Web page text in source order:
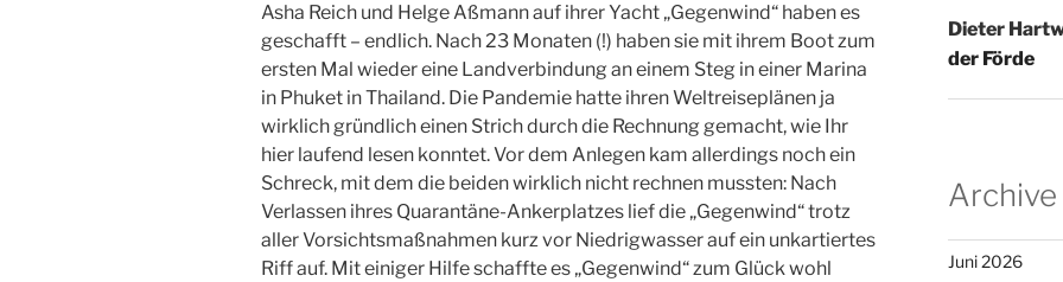
Asha Reich und Helge Aßmann auf ihrer Yacht „Gegenwind“ haben es
geschafft – endlich. Nach 23 Monaten (!) haben sie mit ihrem Boot zum
ersten Mal wieder eine Landverbindung an einem Steg in einer Marina
in Phuket in Thailand. Die Pandemie hatte ihren Weltreiseplänen ja
wirklich gründlich einen Strich durch die Rechnung gemacht, wie Ihr
hier laufend lesen konntet. Vor dem Anlegen kam allerdings noch ein
Schreck, mit dem die beiden wirklich nicht rechnen mussten: Nach
Verlassen ihres Quarantäne-Ankerplatzes lief die „Gegenwind“ trotz
aller Vorsichtsmaßnahmen kurz vor Niedrigwasser auf ein unkartiertes
Riff auf. Mit einiger Hilfe schaffte es „Gegenwind“ zum Glück wohl
Dieter
der Förde
Archive
Juni 2026